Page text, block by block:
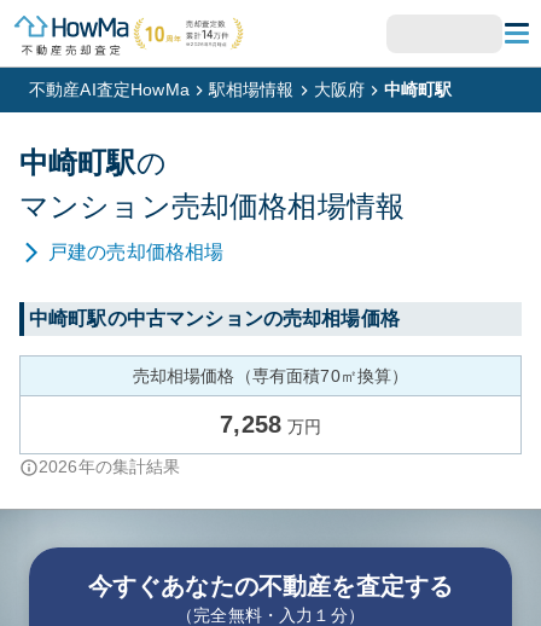
不動産AI査定HowMa 駅相場情報 大阪府 中崎町駅
中崎町駅の
マンション売却価格相場情報
戸建の売却価格相場
中崎町駅の中古マンションの売却相場価格
売却相場価格（専有面積70㎡換算）
7,258 万円
2026年の集計結果
今すぐあなたの不動産を査定する
（完全無料・入力１分）